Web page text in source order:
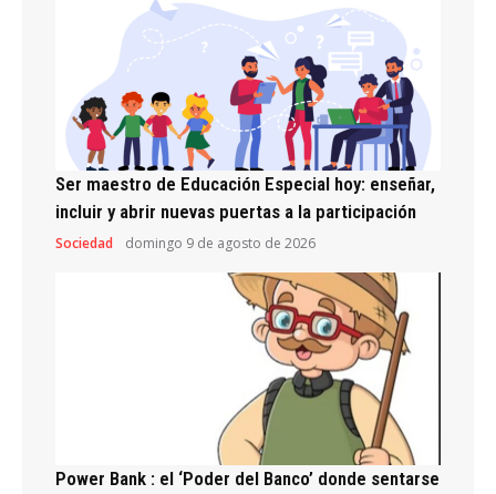
Ser maestro de Educación Especial hoy: enseñar,
incluir y abrir nuevas puertas a la participación
Sociedad domingo 9 de agosto de 2026
Power Bank : el ‘Poder del Banco’ donde sentarse